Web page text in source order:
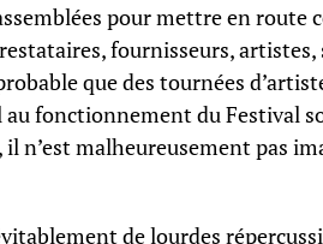
pour mettre en route
fournisseurs, artistes,
que des tournées
fonctionnement du Festival
n’est malheureusement pas
de lourdes